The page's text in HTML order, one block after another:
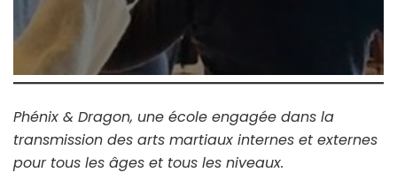
Phénix & Dragon, une école engagée dans la
transmission des arts martiaux internes et externes
pour tous les âges et tous les niveaux.